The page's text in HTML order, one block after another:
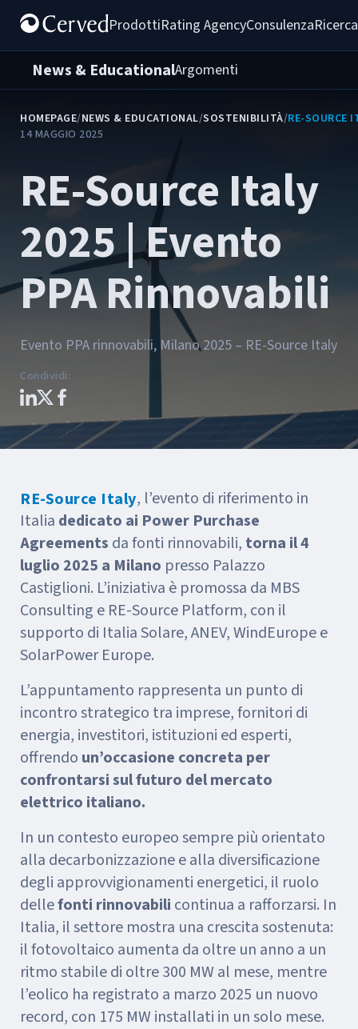
ProdottiRating AgencyConsulenza
News & EducationalArgomenti
HOMEPAGE/NEWS & EDUCATIONAL/SOSTENIBILITÀ/RE-SOURCE
14 MAGGIO 2025
RE-Source Italy
2025 | Evento
PPA Rinnovabili
Evento PPA rinnovabili, Milano 2025 – RE-Source Italy
Condividi:
RE-Source Italy, l’evento di riferimento in
Italia dedicato ai Power Purchase
Agreements da fonti rinnovabili, torna il 4
luglio 2025 a Milano presso Palazzo
Castiglioni. L’iniziativa è promossa da MBS
Consulting e RE-Source Platform, con il
supporto di Italia Solare, ANEV, WindEurope e
SolarPower Europe.
L’appuntamento rappresenta un punto di
incontro strategico tra imprese, fornitori di
energia, investitori, istituzioni ed esperti,
offrendo un’occasione concreta per
confrontarsi sul futuro del mercato
elettrico italiano.
In un contesto europeo sempre più orientato
alla decarbonizzazione e alla diversificazione
degli approvvigionamenti energetici, il ruolo
dellefonti rinnovabili continua a rafforzarsi. In
Italia, il settore mostra una crescita sostenuta:
il fotovoltaico aumenta da oltre un anno a un
ritmo stabile di oltre 300 MW al mese, mentre
l’eolico ha registrato a marzo 2025 un nuovo
record, con 175 MW installati in un solo mese.